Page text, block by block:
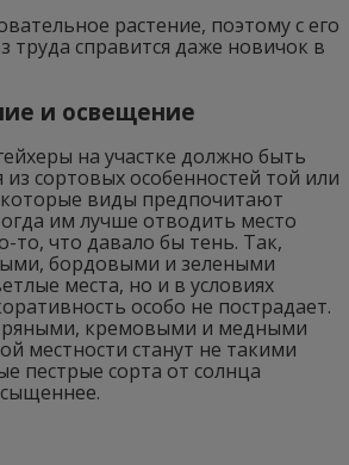
растение, поэтому с его
справится даже новичок в
и освещение
на участке должно быть
сортовых особенностей той или
виды предпочитают
им лучше отводить место
то, что давало бы тень. Так,
бордовыми и зелеными
места, но и в условиях
особо не пострадает.
кремовыми и медными
местности станут не такими
пестрые сорта от солнца